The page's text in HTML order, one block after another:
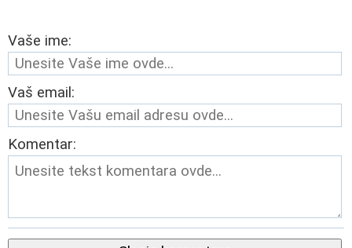
Vaše ime:
Vaš email:
Komentar: